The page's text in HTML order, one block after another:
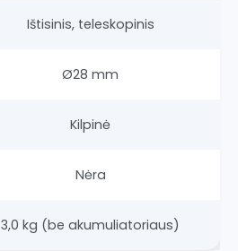
Ištisinis, teleskopinis
Ø28 mm
Kilpinė
Nėra
3,0 kg (be akumuliatoriaus)